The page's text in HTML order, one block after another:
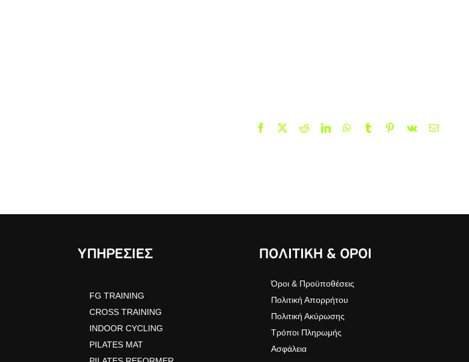
Facebook RedditLinkedInWhatsApp
Tumblr Pinterest
Vk Email
ΥΠΗΡΕΣΙΕΣ
FG TRAINING
CROSS TRAINING
INDOOR CYCLING
PILATES MAT
ΠΟΛΙΤΙΚΗ & ΟΡΟΙ
Όροι & Προϋποθέσεις
Πολιτική Απορρήτου
Πολιτική Ακύρωσης
Τρόποι Πληρωμής
Ασφάλεια